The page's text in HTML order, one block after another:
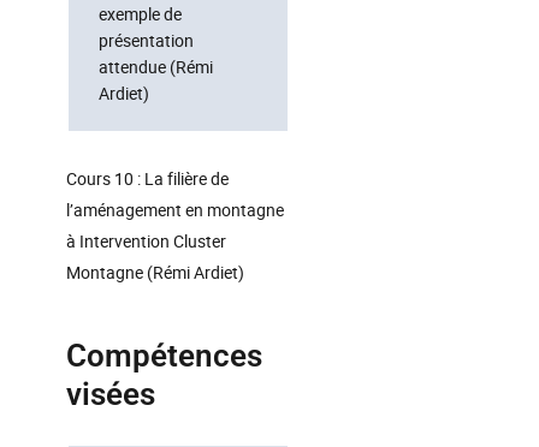
exemple de
présentation
attendue (Rémi
Ardiet)
Cours 10 : La filière de
l’aménagement en montagne
à Intervention Cluster
Montagne (Rémi Ardiet)
Compétences
visées